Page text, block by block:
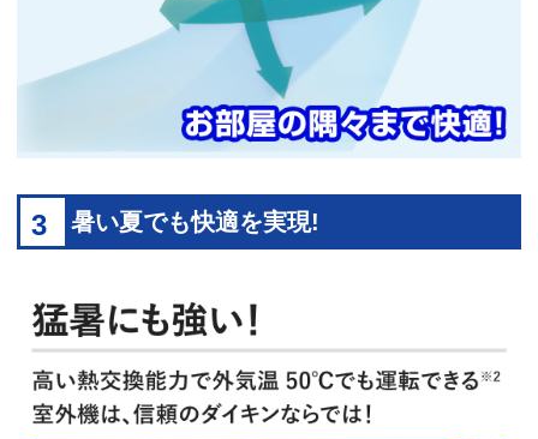
3 暑い夏でも快適を実現!